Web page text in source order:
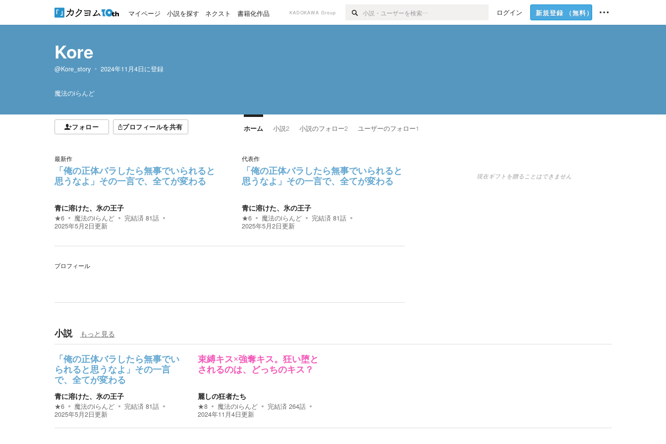
マイページ 小説を探す ネクスト 書籍化作品 KADOKAWA Group ログイン 新規登録 （無料）
Kore
@Kore_story 2024年11月4日に登録
魔法のiらんど
フォロー プロフィールを共有 ホーム 小説2 小説のフォロー2 ユーザーのフォロー1
最新作
「俺の正体バラしたら無事でいられると
思うなよ」その一言で、全てが変わる
青に溶けた、氷の王子
★6 魔法のiらんど 完結済 81話
2025年5月2日更新
代表作
「俺の正体バラしたら無事でいられると
思うなよ」その一言で、全てが変わる
青に溶けた、氷の王子
★6 魔法のiらんど 完結済 81話
2025年5月2日更新
プロフィール
現在ギフトを贈ることはできません
小説 もっと見る
「俺の正体バラしたら無事でい
られると思うなよ」その一言
で、全てが変わる
青に溶けた、氷の王子
★6 魔法のiらんど 完結済 81話
2025年5月2日更新
束縛キス×強奪キス。狂い堕と
されるのは、どっちのキス？
麗しの狂者たち
★8 魔法のiらんど 完結済 264話
2024年11月4日更新